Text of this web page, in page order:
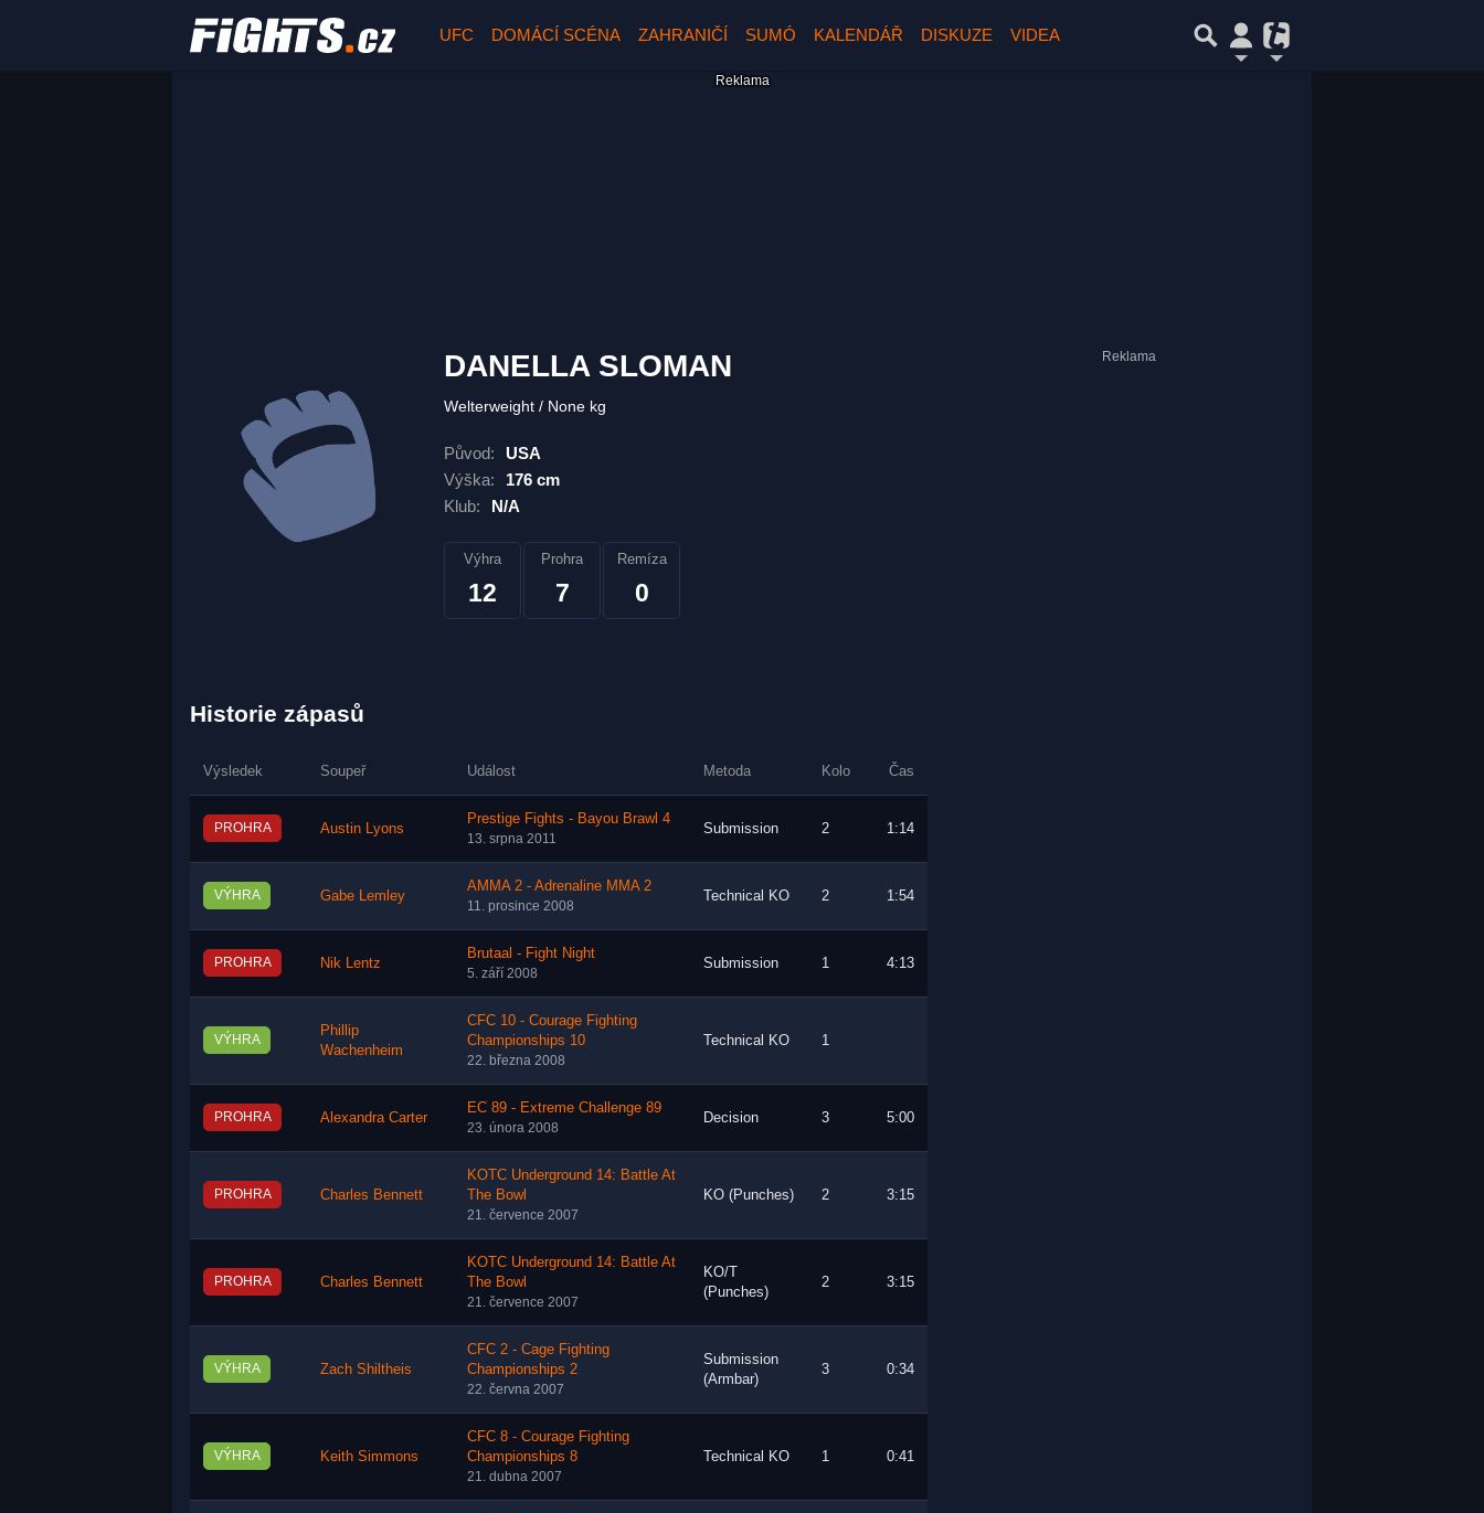
UFC DOMÁCÍ SCÉNA ZAHRANIČÍ SUMÓ KALENDÁŘ DISKUZE VIDEA
DANELLA SLOMAN
Welterweight None kg
Původ:
USA
Výška:
176 cm
Klub:
N/A
Výhra
12
Prohra
7
Remíza
0
Historie zápasů
Výsledek Soupeř Událost Metoda Kolo Čas
PROHRA Austin Lyons
Prestige Fights - Bayou Brawl 4
13. srpna 2011
Submission 2 1:14
VÝHRA Gabe Lemley
AMMA 2 - Adrenaline MMA 2
11. prosince 2008
Technical KO 2 1:54
PROHRA Nik Lentz
Brutaal - Fight Night
5. září 2008
Submission 1 4:13
VÝHRA
Phillip
Wachenheim
CFC 10 - Courage Fighting
Championships 10
22. března 2008
Technical KO 1
PROHRA Alexandra Carter
EC 89 - Extreme Challenge 89
23. února 2008
Decision 3 5:00
PROHRA Charles Bennett
KOTC Underground 14: Battle At
The Bowl
21. července 2007
KO (Punches) 2 3:15
PROHRA Charles Bennett
KOTC Underground 14: Battle At
The Bowl
21. července 2007
KO/T
(Punches)
2 3:15
VÝHRA Zach Shiltheis
CFC 2 - Cage Fighting
Championships 2
22. června 2007
Submission
(Armbar)
3 0:34
VÝHRA Keith Simmons
CFC 8 - Courage Fighting
Championships 8
21. dubna 2007
Technical KO 1 0:41